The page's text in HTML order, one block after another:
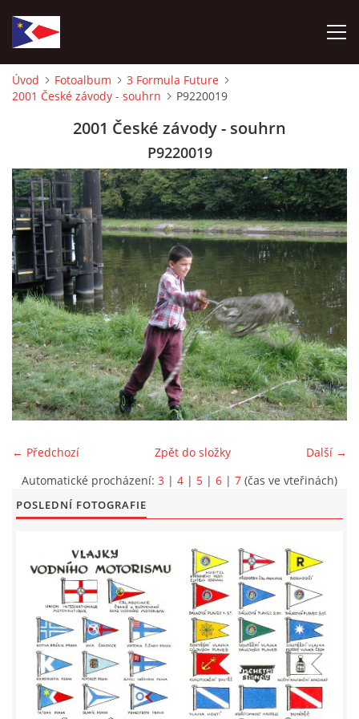
ÚVOD
HISTORIE
SOUČASNOST
VIZE BUDOUCNOSTI
FOTOALBUM
LODĚNICE A OKOLÍ
PLOVOUCÍ LODĚNICE
UŽITEČNÉ ODKAZY
KONTAKTY
VSTUP PRO ČLENY
Úvod Fotoalbum
3 Formula Future
2001 České závody - souhrn
P9220019
2001 České závody - souhrn
P9220019
← Předchozí Další →
Zpět do složky
Automatické procházení: 3 | 4 | 5 | 6 | 7 (čas ve vteřinách)
POSLEDNÍ FOTOGRAFIE